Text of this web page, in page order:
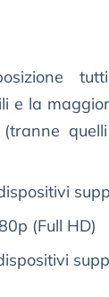
e la
(Full HD)